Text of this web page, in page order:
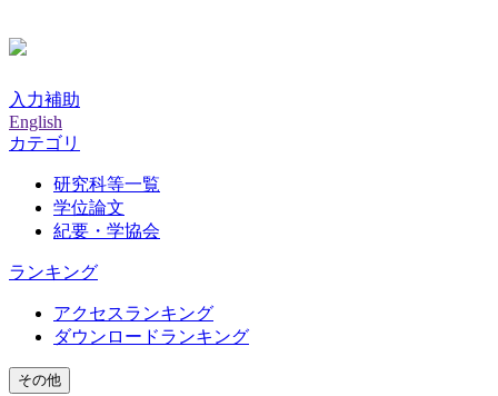
入力補助
English
カテゴリ
研究科等一覧
学位論文
紀要・学協会
ランキング
アクセスランキング
ダウンロードランキング
その他